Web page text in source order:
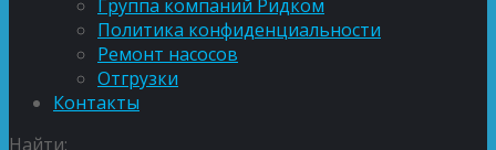
Группа компаний Ридком
Политика конфиденциальности
Ремонт насосов
Отгрузки
Контакты
Найти: